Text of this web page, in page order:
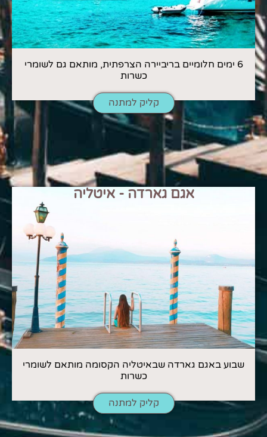
6 ימים חלומיים בריביירה הצרפתית, מותאם גם לשומרי
כשרות
קליק למתנה
אגם גארדה - איטליה
שבוע באגם גארדה שבאיטליה הקסומה מותאם לשומרי
כשרות
קליק למתנה